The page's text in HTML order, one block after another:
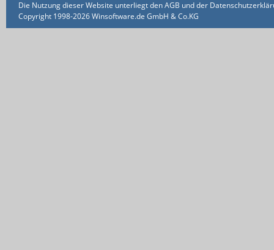
Die Nutzung dieser Website unterliegt den AGB und der
Copyright 1998-2026 Winsoftware.de GmbH & Co.KG